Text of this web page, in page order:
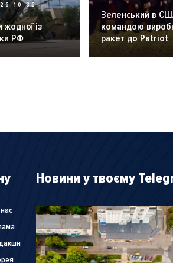
10:36
із
РФ
Зеленський в
командою
ракет до Patriot
Новини у твоєму